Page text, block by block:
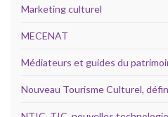
Marketing culturel
MECENAT
Médiateurs et guides du
Nouveau Tourisme Culturel,